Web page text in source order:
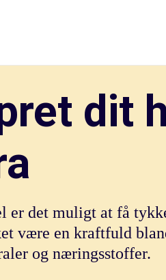
dit
er det muligt at få
være en kraftfuld
og næringsstoffer.